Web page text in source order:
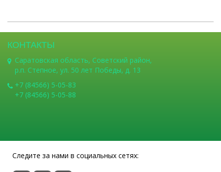
КОНТАКТЫ
Саратовская область, Советский район,
р.п. Степное, ул. 50 лет Победы, д. 13
+7 (84566) 5-05-83
+7 (84566) 5-05-88
Следите за нами в социальных сетях: